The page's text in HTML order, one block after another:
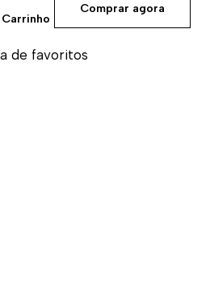
Comprar agora
de favoritos